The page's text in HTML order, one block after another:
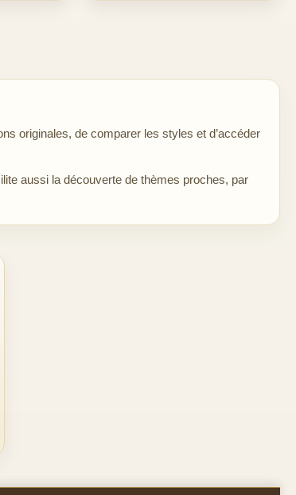
originales, de comparer les styles et d’accéder
aussi la découverte de thèmes proches, par